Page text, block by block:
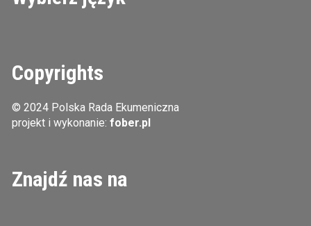
Copyrights
© 2024 Polska Rada Ekumeniczna
projekt i wykonanie: fober.pl
Znajdź nas na